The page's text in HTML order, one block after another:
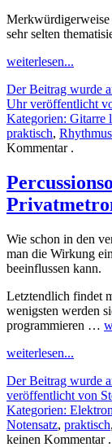
sehr selten
weiterlesen...
Der Beitrag wurde
Uhr veröffentlicht
Kategorien: Gitarre
praktisch, Rhythmus
Kommentar .
Wie schon in den
man die Wirkung
beeinflussen kann.
Letztendlich findet
wenigsten werden
programmieren …
weiterlesen...
Der Beitrag wurde
veröffentlicht von
Kategorien:
Notensatz, praktisch,
keinen Kommentar .